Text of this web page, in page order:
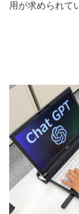
用が求められて